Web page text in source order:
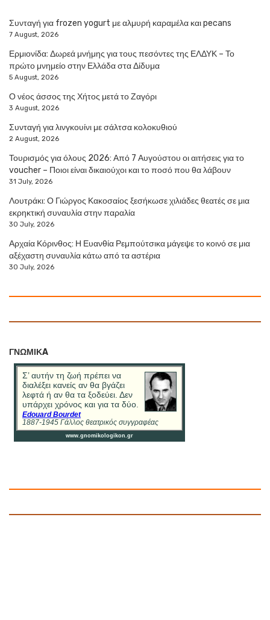
Συνταγή για frozen yogurt με αλμυρή καραμέλα και pecans
7 August, 2026
Ερμιονίδα: Δωρεά μνήμης για τους πεσόντες της ΕΛΔΥΚ – Το
πρώτο μνημείο στην Ελλάδα στα Δίδυμα
5 August, 2026
Ο νέος άσσος της Χήτος μετά το Ζαγόρι
3 August, 2026
Συνταγή για λινγκουίνι με σάλτσα κολοκυθιού
2 August, 2026
Τουρισμός για όλους 2026: Από 7 Αυγούστου οι αιτήσεις για το
voucher – Ποιοι είναι δικαιούχοι και το ποσό που θα λάβουν
31 July, 2026
Λουτράκι: Ο Γιώργος Κακοσαίος ξεσήκωσε χιλιάδες θεατές σε μια
εκρηκτική συναυλία στην παραλία
30 July, 2026
Αρχαία Κόρινθος: Η Ευανθία Ρεμπούτσικα μάγεψε το κοινό σε μια
αξέχαστη συναυλία κάτω από τα αστέρια
30 July, 2026
ΓΝΩΜΙΚA